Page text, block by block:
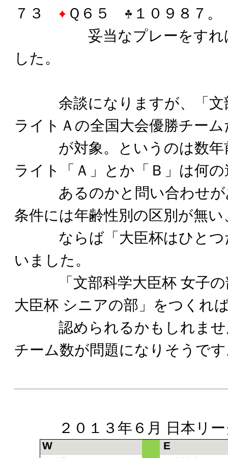
７３
Ｑ６５
１０９８７。
妥当なプレーをすれば
した。
余談になりますが、「文
ライトＡの全国大会優勝チー
が対象。というのは数年
ライト「Ａ」とか「Ｂ」は何
あるのかと問い合わせが
条件には年齢性別の区別が無い
ならば「大臣杯はひとつ
いました。
「文部科学大臣杯 女子の
大臣杯 シニアの部」をつくれ
認められるかもしれませ
チーム数が問題になりそうで
２０１３年６月 日本リー
W E